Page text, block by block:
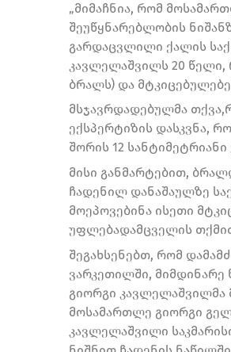
„მიმაჩნია, რომ
შეუწყნარებლობის
გარდაცვლილი ქალის
კავლელაშვილს 20
ბრალს) და
მსჯავრდადებულმა
ექსპერტიზის დასკვნა,
შორის 12
მისი განმარტებით,
ჩადენილ დანაშაულზე
მოეპოვებინა ისეთი
უფლებადამცველის
შეგახსენებთ, რომ
ვარკეთილში,
გიორგი კავლელაშვილმა
მოსამართლე გიორგი
კავლელაშვილი